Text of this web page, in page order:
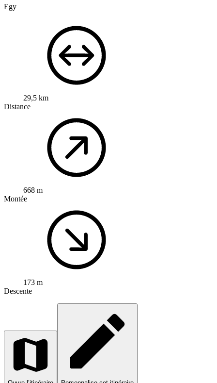
Egy
29,5 km
Distance
668 m
Montée
173 m
Descente